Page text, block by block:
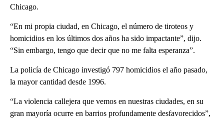
Chicago.
“En mi propia ciudad, en Chicago, el número de tiroteos y
homicidios en los últimos dos años ha sido impactante”, dijo.
“Sin embargo, tengo que decir que no me falta esperanza”.
La policía de Chicago investigó 797 homicidios el año pasado,
la mayor cantidad desde 1996.
“La violencia callejera que vemos en nuestras ciudades, en su
gran mayoría ocurre en barrios profundamente desfavorecidos”,